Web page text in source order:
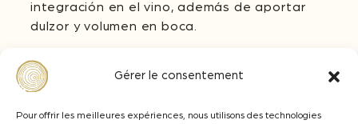
Gérer le consentement
Pour offrir les meilleures expériences, nous utilisons des technologies
integración en el vino, además de aportar
dulzor y volumen en boca.
Si se añade durante la crianza, tras la FML,
revelará la complejidad aromática de la
tostadas, preservando su impacto en boca.